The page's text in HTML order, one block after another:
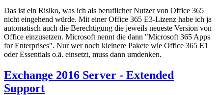
Das ist ein Risiko, was ich als beruflicher Nutzer von Office 365
nicht eingehend würde. Mit einer Office 365 E3-Lizenz habe ich ja
automatisch auch die Berechtigung die jeweils neueste Version von
Office einzusetzen. Microsoft nennt die dann "Microsoft 365 Apps
for Enterprises". Nur wer noch kleinere Pakete wie Office 365 E1
oder Essentials o.ä. einsetzt, muss dann umdenken.
Exchange 2016 Server - Extended
Support